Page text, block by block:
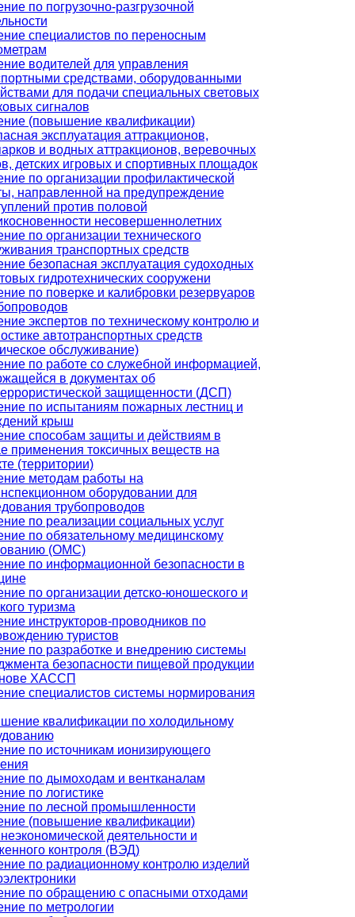
по погрузочно-разгрузочной
специалистов по переносным
водителей для управления
средствами, оборудованными
для подачи специальных световых
сигналов
(повышение квалификации)
эксплуатация аттракционов,
и водных аттракционов, веревочных
детских игровых и спортивных площадок
по организации профилактической
направленной на предупреждение
против половой
несовершеннолетних
по организации технического
транспортных средств
безопасная эксплуатация судоходных
гидротехнических сооружени
по поверке и калибровки резервуаров
экспертов по техническому контролю и
автотранспортных средств
обслуживание)
по работе со служебной информацией,
в документах об
защищенности (ДСП)
по испытаниям пожарных лестниц и
крыш
способам защиты и действиям в
применения токсичных веществ на
(территории)
методам работы на
оборудовании для
трубопроводов
по реализации социальных услуг
по обязательному медицинскому
(ОМС)
по информационной безопасности в
по организации детско-юношеского и
туризма
инструкторов-проводников по
туристов
по разработке и внедрению системы
безопасности пищевой продукции
ХАССП
специалистов системы нормирования
квалификации по холодильному
по источникам ионизирующего
по дымоходам и вентканалам
по логистике
по лесной промышленности
(повышение квалификации)
деятельности и
контроля (ВЭД)
по радиационному контролю изделий
по обращению с опасными отходами
по метрологии